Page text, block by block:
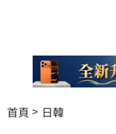
首頁 日韓